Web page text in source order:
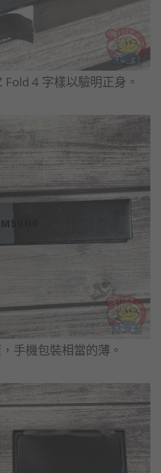
4 字樣以驗明正身。
手機包裝相當的薄。